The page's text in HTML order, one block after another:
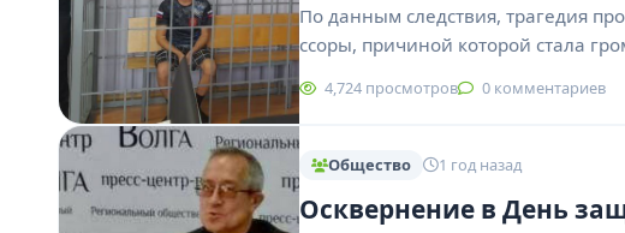
По данным следствия, трагедия
ссоры, причиной которой стала
4,724 просмотров 0 комментариев
Общество 1 год назад
Осквернение в День